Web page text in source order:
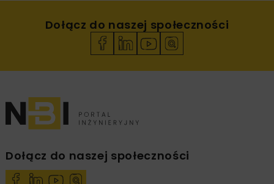
Dołącz do naszej społeczności
Dołącz do naszej społeczności